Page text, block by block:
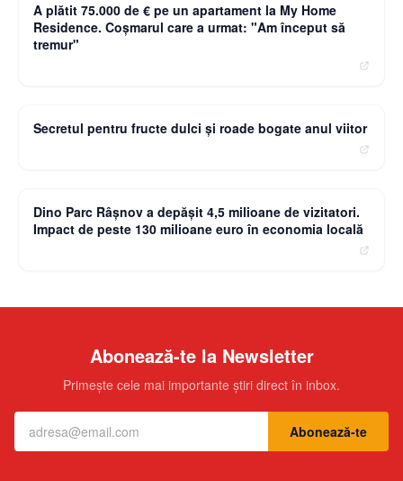
A plătit 75.000 de € pe un apartament la My Home
Residence. Coşmarul care a urmat: "Am început să
tremur"
Secretul pentru fructe dulci și roade bogate anul viitor
Dino Parc Râșnov a depășit 4,5 milioane de vizitatori.
Impact de peste 130 milioane euro în economia locală
Abonează-te la Newsletter
Primește cele mai importante știri direct în inbox.
Abonează-te